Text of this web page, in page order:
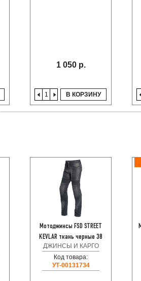
1 050 р.
В КОРЗИНУ
Мотоджинсы FSD STREET
KEVLAR ткань черные 38
ДЖИНСЫ И КАРГО
Код товара:
УТ-00131734